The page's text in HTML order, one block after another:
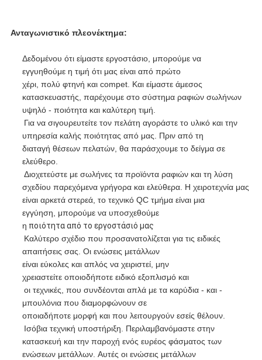
Ανταγωνιστικό πλεονέκτημα:
Δεδομένου ότι είμαστε εργοστάσιο, μπορούμε να
εγγυηθούμε η τιμή ότι μας είναι από πρώτο
χέρι, πολύ φτηνή και compet. Και είμαστε άμεσος
κατασκευαστής, παρέχουμε στο σύστημα ραφιών σωλήνων
υψηλό - ποιότητα και καλύτερη τιμή.
Για να σιγουρευτείτε τον πελάτη αγοράστε το υλικό και την
υπηρεσία καλής ποιότητας από μας. Πριν από τη
διαταγή θέσεων πελατών, θα παράσχουμε το δείγμα σε
ελεύθερο.
Διοχετεύστε με σωλήνες τα προϊόντα ραφιών και τη λύση
σχεδίου παρεχόμενα γρήγορα και ελεύθερα. Η χειροτεχνία μας
είναι αρκετά στερεά, το τεχνικό QC τμήμα είναι μια
εγγύηση, μπορούμε να υποσχεθούμε
η ποιότητα από το εργοστάσιό μας
Καλύτερο σχέδιο που προσανατολίζεται για τις ειδικές
απαιτήσεις σας. Οι ενώσεις μετάλλων
είναι εύκολες και απλός να χειριστεί, μην
χρειαστείτε οποιοδήποτε ειδικό εξοπλισμό και
οι τεχνικές, που συνδέονται απλά με τα καρύδια - και -
μπουλόνια που διαμορφώνουν σε
οποιαδήποτε μορφή και που λειτουργούν εσείς θέλουν.
Ισόβια τεχνική υποστήριξη. Περιλαμβανόμαστε στην
κατασκευή και την παροχή ενός ευρέος φάσματος των
ενώσεων μετάλλων. Αυτές οι ενώσεις μετάλλων